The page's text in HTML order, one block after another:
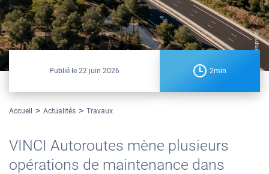
@studio619
Publié le 22 juin 2026 2min
Accueil Actualités Travaux
VINCI Autoroutes mène plusieurs
opérations de maintenance dans